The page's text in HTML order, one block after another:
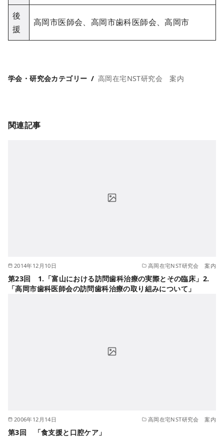
後
援
高岡市医師会、高岡市歯科医師会、高岡市
学会・研究会カテゴリー 高岡在宅NST研究会 案内
関連記事
2014年12月10日 高岡在宅NST研究会 案内
第23回 1.「富山における訪問歯科治療の実際とその臨床」2.
「高岡市歯科医師会の訪問歯科治療の取り組みについて」
2006年12月14日 高岡在宅NST研究会 案内
第3回 「食支援と口腔ケア」